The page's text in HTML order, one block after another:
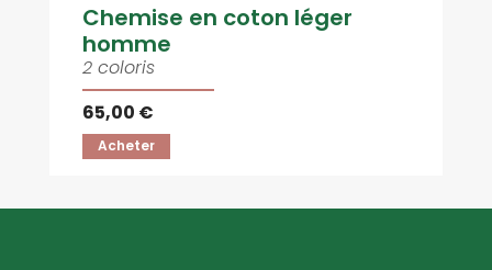
Chemise en coton léger
homme
2 coloris
65,00 €
Acheter